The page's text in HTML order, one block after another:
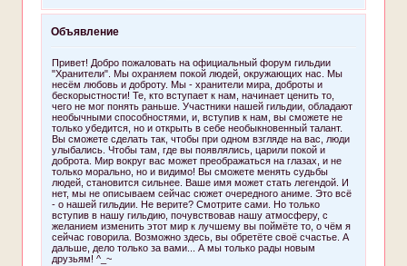
Объявление
Привет! Добро пожаловать на официальный форум гильдии
"Хранители". Мы охраняем покой людей, окружающих нас. Мы
несём любовь и доброту. Мы - хранители мира, доброты и
бескорыстности! Те, кто вступает к нам, начинает ценить то,
чего не мог понять раньше. Участники нашей гильдии, обладают
необычными способностями, и, вступив к нам, вы сможете не
только убедится, но и открыть в себе необыкновенный талант.
Вы сможете сделать так, чтобы при одном взгляде на вас, люди
улыбались. Чтобы там, где вы появлялись, царили покой и
доброта. Мир вокруг вас может преображаться на глазах, и не
только морально, но и видимо! Вы сможете менять судьбы
людей, становится сильнее. Ваше имя может стать легендой. И
нет, мы не описываем сейчас сюжет очередного аниме. Это всё
- о нашей гильдии. Не верите? Смотрите сами. Но только
вступив в нашу гильдию, почувствовав нашу атмосферу, с
желанием изменить этот мир к лучшему вы поймёте то, о чём я
сейчас говорила. Возможно здесь, вы обретёте своё счастье. А
дальше, дело только за вами... А мы только рады новым
друзьям! ^_~